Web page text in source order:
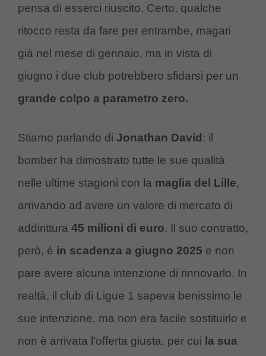
pensa di esserci riuscito. Certo, qualche
ritocco resta da fare per entrambe, magari
già nel mese di gennaio, ma in vista di
giugno i due club potrebbero sfidarsi per un
grande colpo a parametro zero.
Stiamo parlando di Jonathan David : il
bomber ha dimostrato tutte le sue qualità
nelle ultime stagioni con la maglia del Lille,
arrivando ad avere un valore di mercato di
addirittura 45 milioni di euro. Il suo contratto,
però, è in scadenza a giugno 2025 e non
pare avere alcuna intenzione di rinnovarlo. In
realtà, il club di Ligue 1 sapeva benissimo le
sue intenzione, ma non era facile sostituirlo e
non è arrivata l’offerta giusta, per cui la sua